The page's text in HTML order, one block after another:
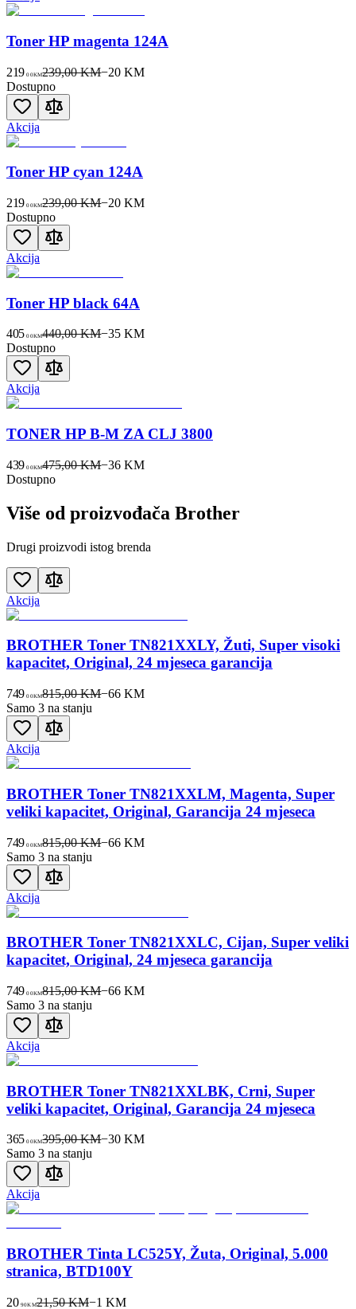
Toner HP magenta 124A
219 00KM239,00 KM−20 KM
Dostupno
Akcija
Toner HP cyan 124A
219 00KM239,00 KM−20 KM
Dostupno
Akcija
Toner HP black 64A
405 00KM440,00 KM−35 KM
Dostupno
Akcija
TONER HP B-M ZA CLJ 3800
439 00KM475,00 KM−36 KM
Dostupno
Više od proizvođača Brother
Drugi proizvodi istog brenda
Akcija
BROTHER Toner TN821XXLY, Žuti, Super visoki
kapacitet, Original, 24 mjeseca garancija
749 00KM815,00 KM−66 KM
Samo 3 na stanju
Akcija
BROTHER Toner TN821XXLM, Magenta, Super
veliki kapacitet, Original, Garancija 24 mjeseca
749 00KM815,00 KM−66 KM
Samo 3 na stanju
Akcija
BROTHER Toner TN821XXLC, Cijan, Super veliki
kapacitet, Original, 24 mjeseca garancija
749 00KM815,00 KM−66 KM
Samo 3 na stanju
Akcija
BROTHER Toner TN821XXLBK, Crni, Super
veliki kapacitet, Original, Garancija 24 mjeseca
365 00KM395,00 KM−30 KM
Samo 3 na stanju
Akcija
BROTHER Tinta LC525Y, Žuta, Original, 5.000
stranica, BTD100Y
20 90KM21,50 KM−1 KM